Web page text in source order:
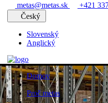
metas@metas.sk
+421
Český
Slovenský
Anglický
Domov
Proč metas